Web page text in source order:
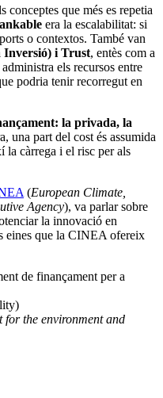
que més es repetia
era la escalabilitat: si
o contextos. També van
Inversió) i Trust, entès com a
els recursos entre
podria tenir recorregut en
la privada, la
una part del cost és assumida
la càrrega i el risc per als
(European Climate,
Agency), va parlar sobre
la innovació en
eines que la CINEA ofereix
de finançament per a
for the environment and